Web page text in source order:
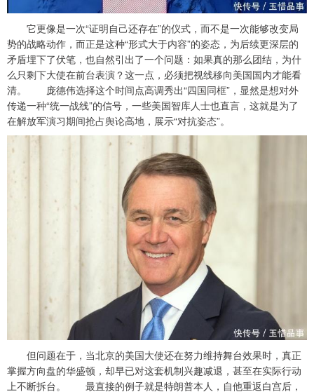
它更像是一次“证明自己还存在”的仪式，而不是一次能够改变局
势的战略动作，而正是这种“形式大于内容”的姿态，为后续更深层的
矛盾埋下了伏笔，也自然引出了一个问题：如果真的那么团结，为什
么只剩下大使在前台表演？这一点，必须把视线移向美国国内才能看
清。 庞德伟选择这个时间点高调秀出“四国同框”，显然是想对外
传递一种“统一战线”的信号，一些美国智库人士也直言，这就是为了
在解放军演习期间抢占舆论高地，展示“对抗姿态”。
但问题在于，当北京的美国大使还在努力维持舞台效果时，真正
掌握方向盘的华盛顿，却早已对这套机制兴趣减退，甚至在实际行动
上不断拆台。 最直接的例子就是特朗普本人，自他重返白宫后，